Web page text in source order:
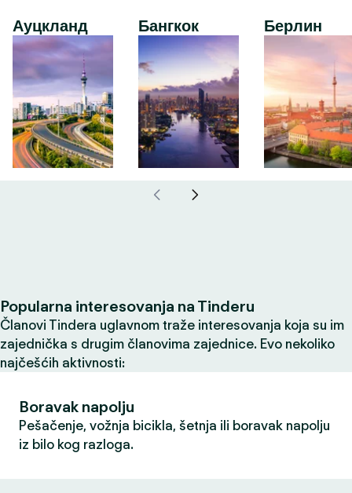
Ауцкланд Бангкок Берлин
Popularna interesovanja na Tinderu
Članovi Tindera uglavnom traže interesovanja koja su im
zajednička s drugim članovima zajednice. Evo nekoliko
najčešćih aktivnosti:
Boravak napolju
Pešačenje, vožnja bicikla, šetnja ili boravak napolju
iz bilo kog razloga.